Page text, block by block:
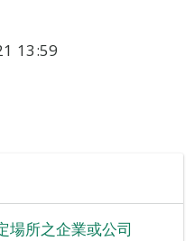
13:59
場所之企業或公司